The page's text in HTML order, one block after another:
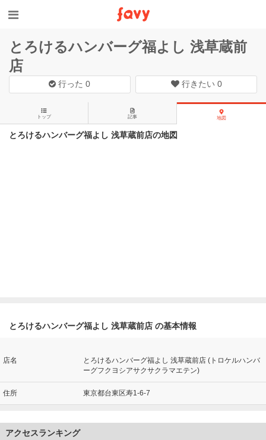
とろけるハンバーグ福よし 浅草蔵前
店
行った0 行きたい 0
トップ 記事 地図
とろけるハンバーグ福よし 浅草蔵前店の地図
とろけるハンバーグ福よし 浅草蔵前店 の基本情報
店名
とろけるハンバーグ福よし 浅草蔵前店 (トロケルハンバ
ーグフクヨシアサクサクラマエテン)
住所 東京都台東区寿1-6-7
アクセスランキング